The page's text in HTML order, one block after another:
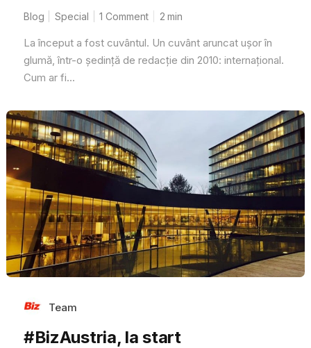
Blog Special 1 Comment 2 min
La început a fost cuvântul. Un cuvânt aruncat ușor în
glumă, într-o ședință de redacție din 2010: internațional.
Cum ar fi...
Team
#BizAustria, la start